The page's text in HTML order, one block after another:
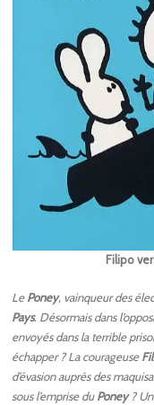
Filipo
LePoney, vainqueur des
Pays. Désormais dans
envoyés dans la terrible
échapper ? La courageuse
d’évasion auprès des
sous l’emprise duPoney?